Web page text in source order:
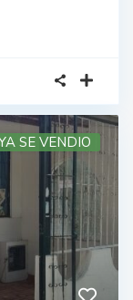
SE VENDIO